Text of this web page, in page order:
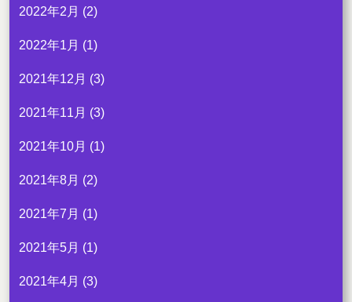
2022年2月 (2)
2022年1月 (1)
2021年12月 (3)
2021年11月 (3)
2021年10月 (1)
2021年8月 (2)
2021年7月 (1)
2021年5月 (1)
2021年4月 (3)